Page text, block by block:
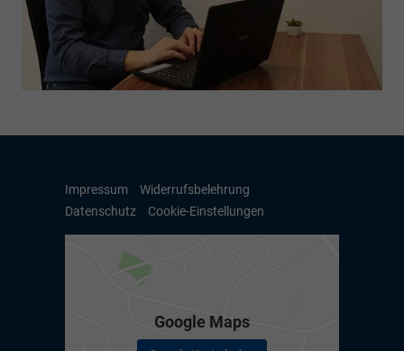
Impressum
Widerrufsbelehrung
Datenschutz
Cookie-Einstellungen
Google Maps